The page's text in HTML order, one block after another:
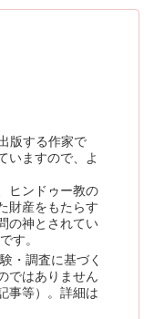
版する作家で
いますので、よ
ヒンドゥー教の
財産をもたらす
の神とされてい
す。
・調査に基づく
ではありません
事等）。詳細は